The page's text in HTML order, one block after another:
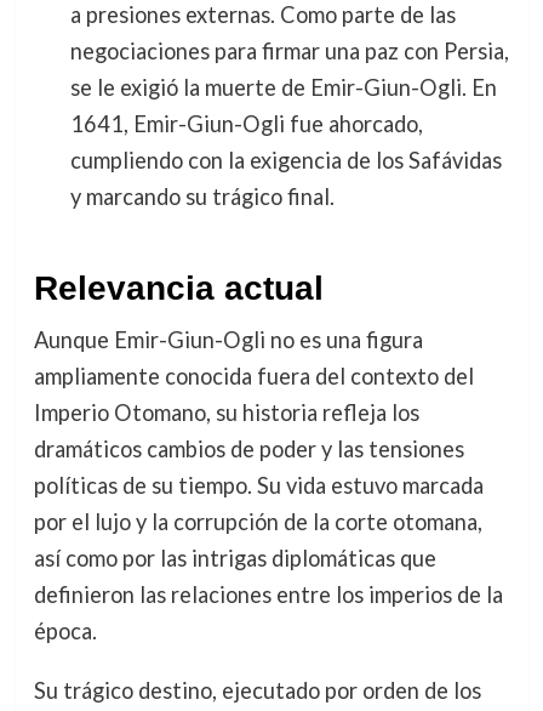
a presiones externas. Como parte de las
negociaciones para firmar una paz con Persia,
se le exigió la muerte de Emir-Giun-Ogli. En
1641, Emir-Giun-Ogli fue ahorcado,
cumpliendo con la exigencia de los Safávidas
y marcando su trágico final.
Relevancia actual
Aunque Emir-Giun-Ogli no es una figura
ampliamente conocida fuera del contexto del
Imperio Otomano, su historia refleja los
dramáticos cambios de poder y las tensiones
políticas de su tiempo. Su vida estuvo marcada
por el lujo y la corrupción de la corte otomana,
así como por las intrigas diplomáticas que
definieron las relaciones entre los imperios de la
época.
Su trágico destino, ejecutado por orden de los